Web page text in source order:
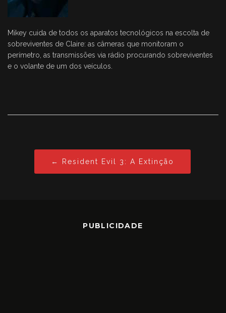
Mikey cuida de todos os aparatos tecnológicos na escolta de
sobreviventes de Claire: as câmeras que monitoram o
perímetro, as transmissões via rádio procurando sobreviventes
e o volante de um dos veículos.
← Resident Evil 3: A Extinção
PUBLICIDADE